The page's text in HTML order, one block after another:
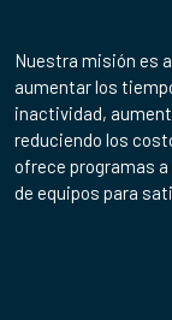
Nuestra misión es
aumentar los
inactividad,
reduciendo los
ofrece programas
de equipos para